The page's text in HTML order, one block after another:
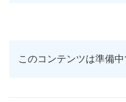
このコンテンツは準備中